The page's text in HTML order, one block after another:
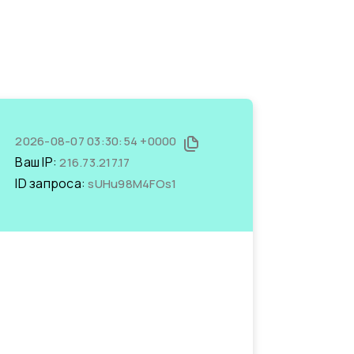
2026-08-07 03:30:54 +0000
Ваш IP:216.73.217.17
ID запроса:sUHu98M4FOs1